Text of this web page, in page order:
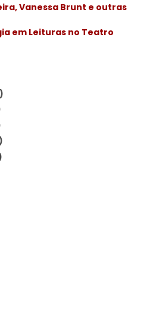
Vanessa Brunt e outras
em Leituras no Teatro